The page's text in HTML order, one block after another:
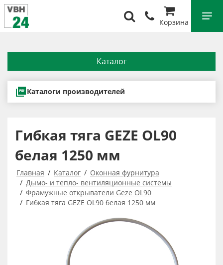
Корзина
Каталог
Каталоги производителей
Гибкая тяга GEZE OL90
белая 1250 мм
Главная Каталог
Оконная фурнитура
Дымо- и тепло- вентиляционные системы
Фрамужные открыватели Geze OL90
Гибкая тяга GEZE OL90 белая 1250 мм